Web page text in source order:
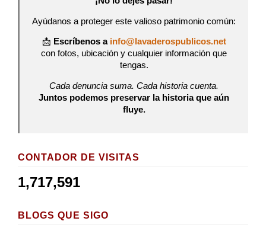
Ayúdanos a proteger este valioso patrimonio común:
📩 Escríbenos a info@lavaderospublicos.net
con fotos, ubicación y cualquier información que
tengas.
Cada denuncia suma. Cada historia cuenta.
Juntos podemos preservar la historia que aún
fluye.
CONTADOR DE VISITAS
1,717,591
BLOGS QUE SIGO